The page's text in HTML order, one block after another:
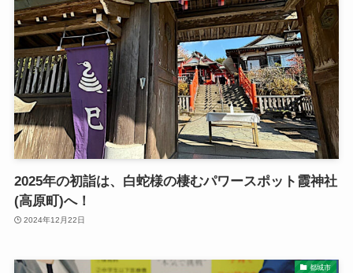
2025年の初詣は、白蛇様の棲むパワースポット霞神社
(高原町)へ！
2024年12月22日
都城市